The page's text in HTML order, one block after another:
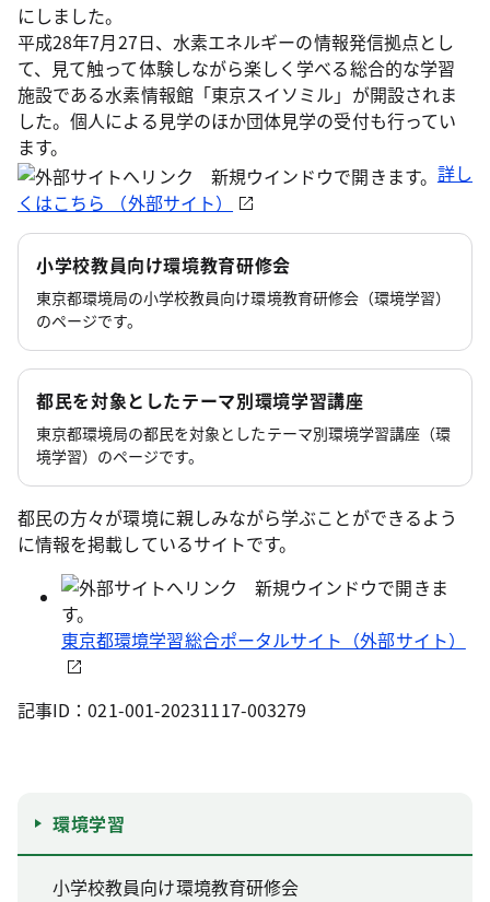
にしました。
平成28年7月27日、水素エネルギーの情報発信拠点とし
て、見て触って体験しながら楽しく学べる総合的な学習
施設である水素情報館「東京スイソミル」が開設されま
した。個人による見学のほか団体見学の受付も行ってい
ます。
詳し
くはこちら （外部サイト）
小学校教員向け環境教育研修会
東京都環境局の小学校教員向け環境教育研修会（環境学習）
のページです。
都民を対象としたテーマ別環境学習講座
東京都環境局の都民を対象としたテーマ別環境学習講座（環
境学習）のページです。
都民の方々が環境に親しみながら学ぶことができるよう
に情報を掲載しているサイトです。
東京都環境学習総合ポータルサイト（外部サイト）
記事ID：021-001-20231117-003279
環境学習
小学校教員向け環境教育研修会